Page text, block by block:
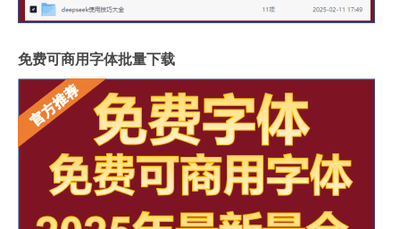
免费可商用字体批量下载